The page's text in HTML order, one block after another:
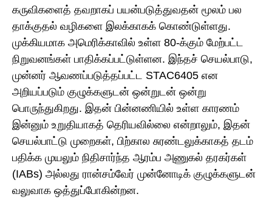
கருவிகளைத் தவறாகப் பயன்படுத்துவதன் மூலம் பல
தாக்குதல் வழிகளை இலக்காகக் கொண்டுள்ளது.
முக்கியமாக அமெரிக்காவில் உள்ள 80-க்கும் மேற்பட்ட
நிறுவனங்கள் பாதிக்கப்பட்டுள்ளன. இந்தச் செயல்பாடு,
முன்னர் ஆவணப்படுத்தப்பட்ட STAC6405 என
அறியப்படும் குழுக்களுடன் ஒன்றுடன் ஒன்று
பொருந்துகிறது. இதன் பின்னணியில் உள்ள காரணம்
இன்னும் உறுதியாகத் தெரியவில்லை என்றாலும், இதன்
செயல்பாட்டு முறைகள், பிற்கால சுரண்டலுக்காகத் தடம்
பதிக்க முயலும் நிதிசார்ந்த ஆரம்ப அணுகல் தரகர்கள்
(IABs) அல்லது ரான்சம்வேர் முன்னோடிக் குழுக்களுடன்
வலுவாக ஒத்துப்போகின்றன.